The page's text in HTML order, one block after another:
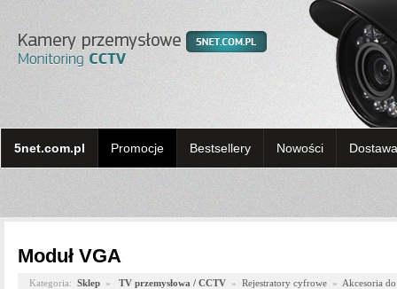
5net.com.pl Promocje Bestsellery Nowości
Moduł VGA
Kategoria: Sklep » TV przemysłowa / CCTV » Rejestratory cyfrowe » Akcesoria